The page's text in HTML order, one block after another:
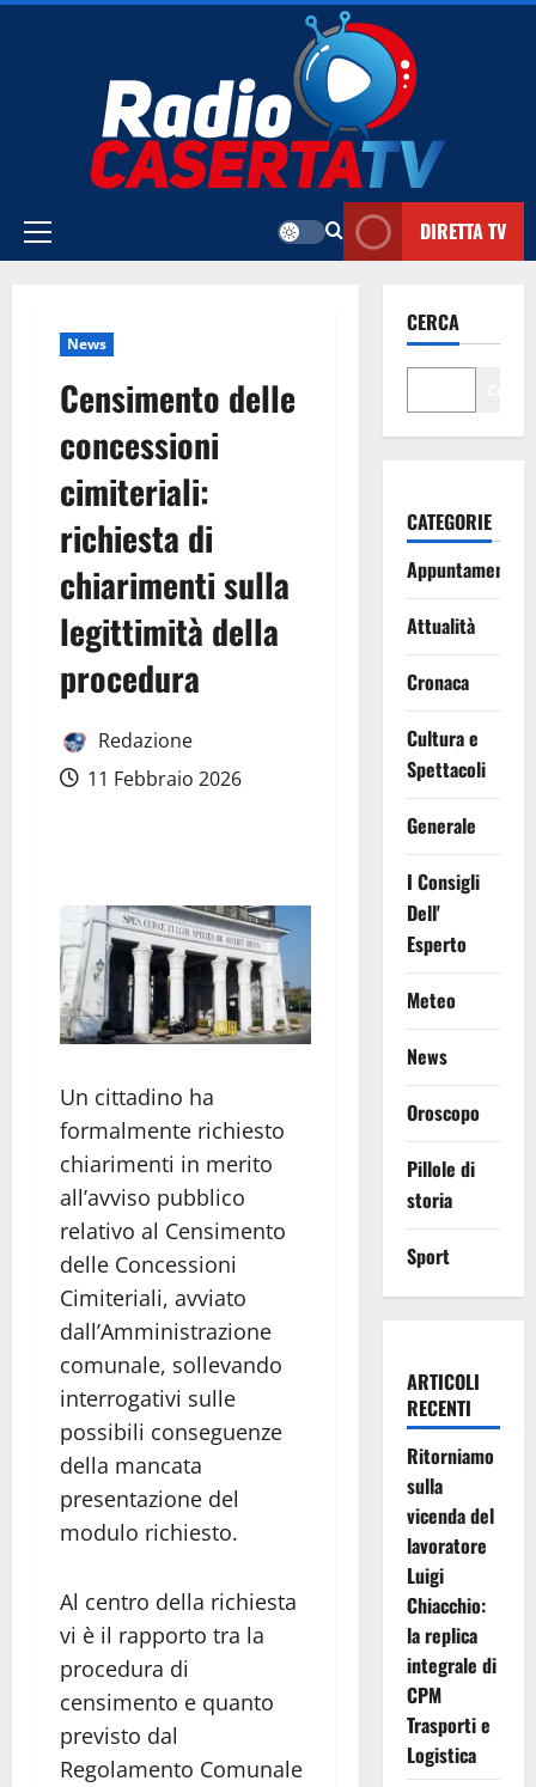
Vai
Menu
DIRETTA TV
News
Censimento delle
concessioni
cimiteriali:
richiesta di
chiarimenti sulla
legittimità della
procedura
Redazione
11 Febbraio 2026
Un cittadino ha
formalmente richiesto
chiarimenti in merito
all’avviso pubblico
relativo al Censimento
delle Concessioni
Cimiteriali, avviato
dall’Amministrazione
comunale, sollevando
interrogativi sulle
possibili conseguenze
della mancata
presentazione del
modulo richiesto.
Al centro della richiesta
vi è il rapporto tra la
procedura di
censimento e quanto
previsto dal
Regolamento Comunale
CERCA
CATEGORIE
Appuntamenti
Attualità
Cronaca
Cultura e
Spettacoli
Generale
I Consigli
Dell'
Esperto
Meteo
News
Oroscopo
Pillole di
storia
Sport
ARTICOLI
RECENTI
Ritorniamo
sulla
vicenda del
lavoratore
Luigi
Chiacchio:
la replica
integrale di
CPM
Trasporti e
Logistica